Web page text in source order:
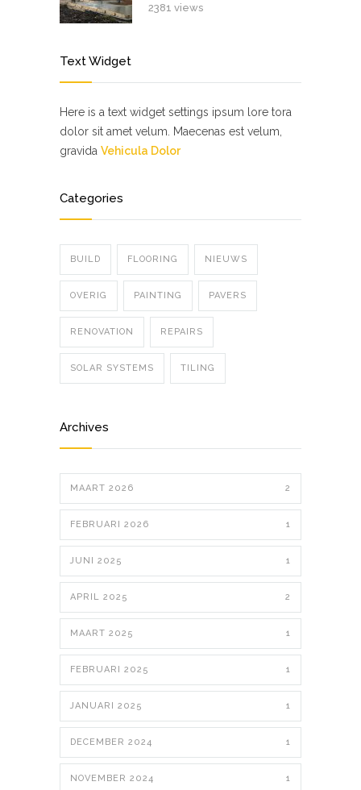
2381 views
Text Widget
Here is a text widget settings ipsum lore tora
dolor sit amet velum. Maecenas est velum,
gravida Vehicula Dolor
Categories
BUILD FLOORING NIEUWS
OVERIG PAINTING PAVERS
RENOVATION REPAIRS
SOLAR SYSTEMS TILING
Archives
MAART 2026 2
FEBRUARI 2026 1
JUNI 2025 1
APRIL 2025 2
MAART 2025 1
FEBRUARI 2025 1
JANUARI 2025 1
DECEMBER 2024 1
NOVEMBER 2024 1